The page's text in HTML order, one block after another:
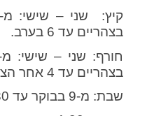
בצהריים עד 6 בערב.
בצהריים עד 4 אחר הצהרים.
שבת: מ-9 בבוקר עד 11:30 בבוקר.